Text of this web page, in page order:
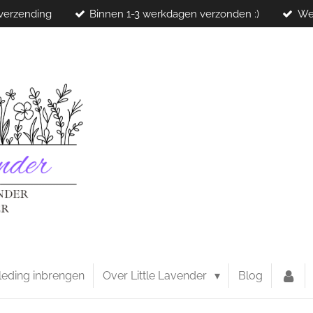
Binnen 1-3 werkdagen verzonden :)
inbrengen Over Little Lavender Blog